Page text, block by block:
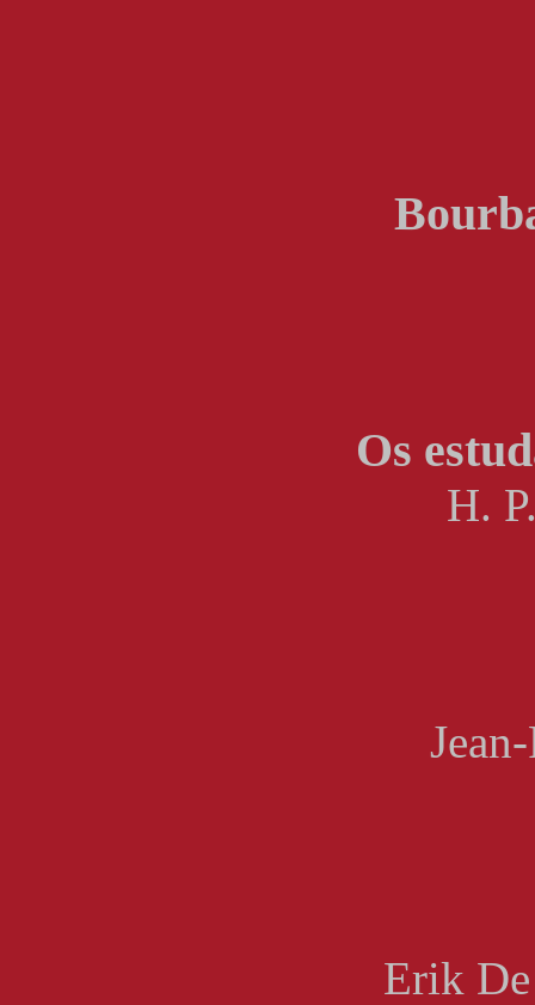
Os
H.
Erik